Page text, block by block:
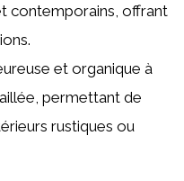
contemporains, offrant
et organique à
permettant de
rustiques ou